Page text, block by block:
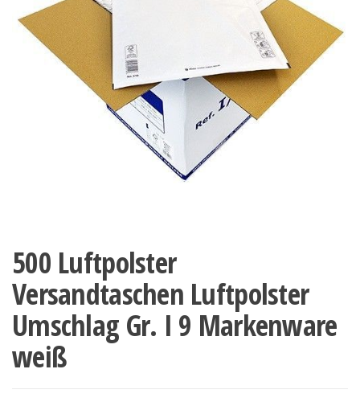
500 Luftpolster
Versandtaschen Luftpolster
Umschlag Gr. I 9 Markenware
weiß